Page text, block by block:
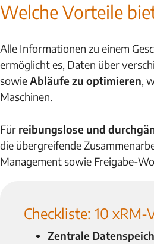
Welche Vorteile
Alle Informationen zu einem
ermöglicht es, Daten über
sowieAbläufe zu optimieren,
Maschinen.
Für reibungslose und
die übergreifende
Management sowie Freigabe-
Checkliste: 10
Zentrale